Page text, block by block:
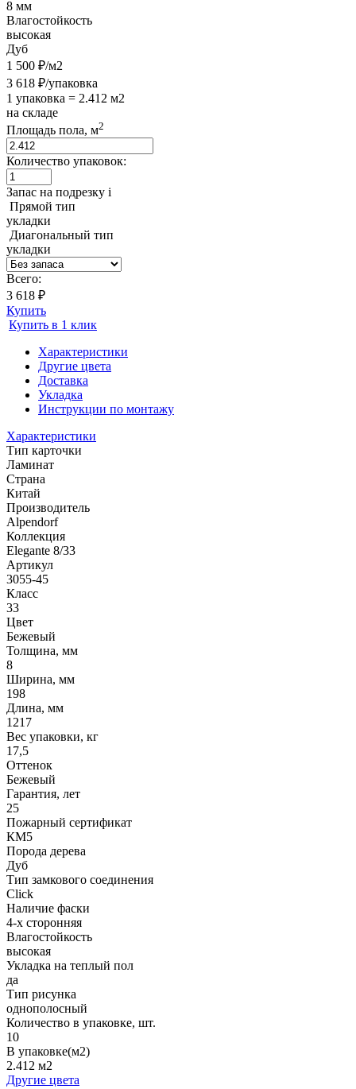
8 мм
Влагостойкость
высокая
Дуб
1 500 ₽/м2
3 618 ₽/упаковка
1 упаковка = 2.412 м2
на складе
Площадь пола, м2
Количество упаковок:
Запас на подрезку i
Прямой тип
укладки
Диагональный тип
укладки
Всего:
3 618 ₽
Купить
Купить в 1 клик
Характеристики
Другие цвета
Доставка
Укладка
Инструкции по монтажу
Характеристики
Тип карточки
Ламинат
Страна
Китай
Производитель
Alpendorf
Коллекция
Elegante 8/33
Артикул
3055-45
Класс
33
Цвет
Бежевый
Толщина, мм
8
Ширина, мм
198
Длина, мм
1217
Вес упаковки, кг
17,5
Оттенок
Бежевый
Гарантия, лет
25
Пожарный сертификат
КМ5
Порода дерева
Дуб
Тип замкового соединения
Click
Наличие фаски
4-х сторонняя
Влагостойкость
высокая
Укладка на теплый пол
да
Тип рисунка
однополосный
Количество в упаковке, шт.
10
В упаковке(м2)
2.412 м2
Другие цвета